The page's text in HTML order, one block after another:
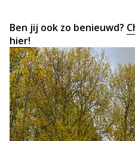
Ben jij ook zo benieuwd?
hier!